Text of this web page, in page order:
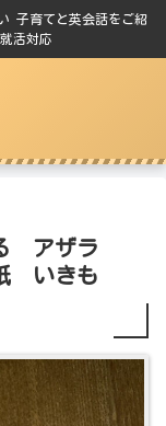
子育てと英会話をご紹
活対応
アザラ
いきも